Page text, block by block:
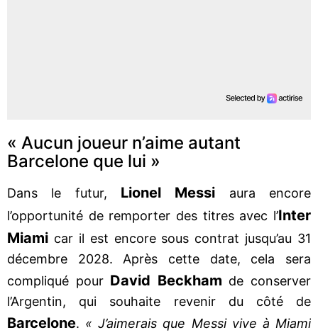
« Aucun joueur n’aime autant
Barcelone que lui »
Dans le futur, Lionel Messi aura encore
l’opportunité de remporter des titres avec l’Inter
Miami car il est encore sous contrat jusqu’au 31
décembre 2028. Après cette date, cela sera
compliqué pourDavid Beckham de conserver
l’Argentin, qui souhaite revenir du côté de
Barcelone. « J’aimerais que Messi vive à Miami